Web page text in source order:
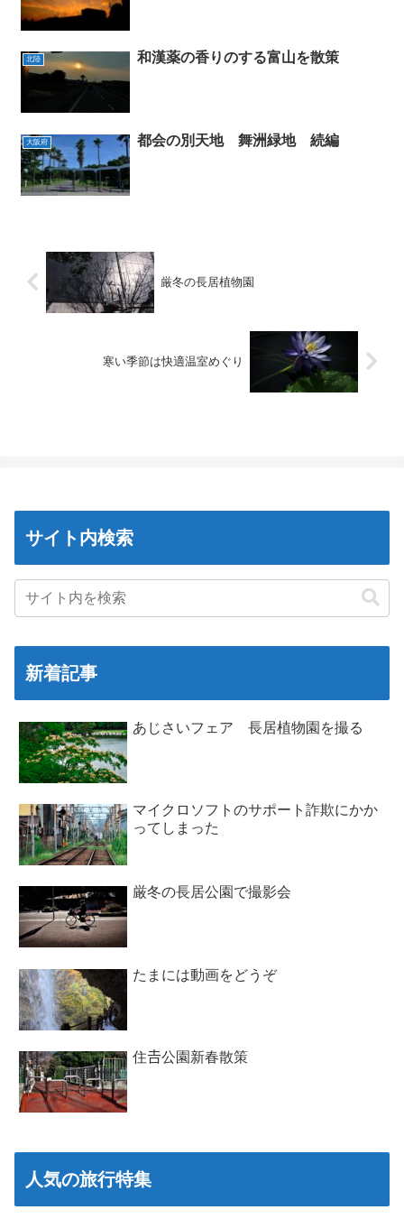
北陸 和漢薬の香りのする富山を散策
大阪府 都会の別天地 舞洲緑地 続編
厳冬の長居植物園
寒い季節は快適温室めぐり
サイト内検索
新着記事
あじさいフェア 長居植物園を撮る
マイクロソフトのサポート詐欺にかか
ってしまった
厳冬の長居公園で撮影会
たまには動画をどうぞ
住𠮷公園新春散策
人気の旅行特集